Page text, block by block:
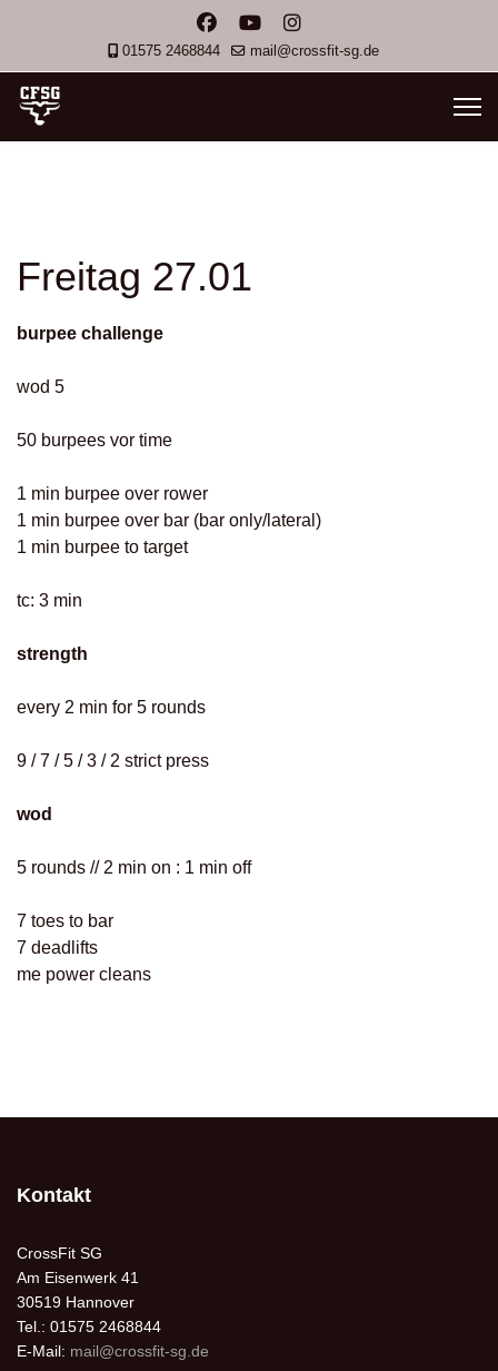
01575 2468844 mail@crossfit-sg.de
Freitag 27.01
burpee challenge
wod 5
50 burpees vor time
1 min burpee over rower
1 min burpee over bar (bar only/lateral)
1 min burpee to target
tc: 3 min
strength
every 2 min for 5 rounds
9 / 7 / 5 / 3 / 2 strict press
wod
5 rounds // 2 min on : 1 min off
7 toes to bar
7 deadlifts
me power cleans
Kontakt
CrossFit SG
Am Eisenwerk 41
30519 Hannover
Tel.: 01575 2468844
E-Mail: mail@crossfit-sg.de